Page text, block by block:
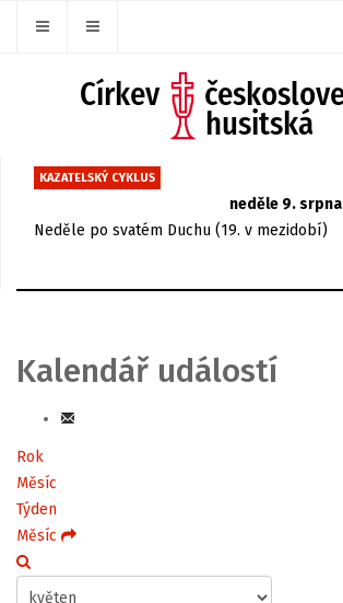
KAZATELSKÝ CYKLUS
neděle 9. srpna
Neděle po svatém Duchu (19. v mezidobí)
Kalendář událostí
Rok
Měsíc
Týden
Měsíc